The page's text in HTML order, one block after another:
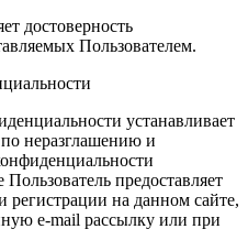
достоверность
Пользователем.
устанавливает
неразглашению и
предоставляет
на данном сайте,
e-mail рассылку или при